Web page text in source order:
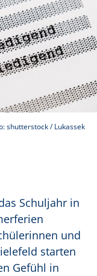
shutterstock / Lukassek
Schuljahr in
und
starten
Gefühl in